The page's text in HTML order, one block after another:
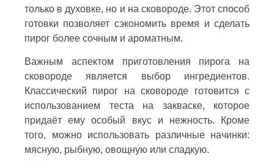
только в духовке, но и на сковороде. Этот способ
готовки позволяет сэкономить время и сделать
пирог более сочным и ароматным.
Важным аспектом приготовления пирога на
сковороде является выбор ингредиентов.
Классический пирог на сковороде готовится с
использованием теста на закваске, которое
придаёт ему особый вкус и нежность. Кроме
того, можно использовать различные начинки:
мясную, рыбную, овощную или сладкую.